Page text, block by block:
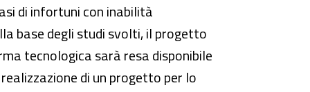
di infortuni con inabilità
base degli studi svolti, il progetto
tecnologica sarà resa disponibile
di un progetto per lo